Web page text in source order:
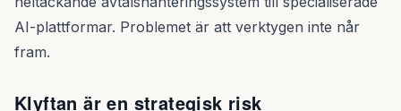
AI-plattformar. Problemet är att verktygen inte når
fram.
Klyftan är en strategisk risk